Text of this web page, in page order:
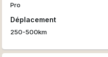
Pro
Déplacement
250-500km